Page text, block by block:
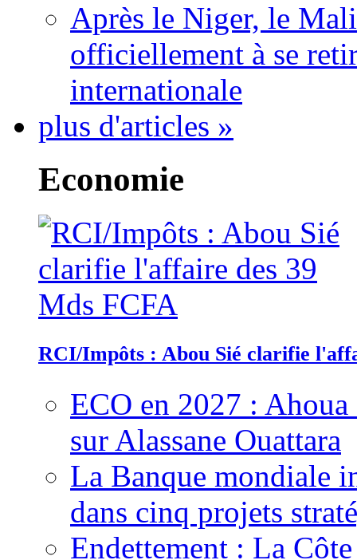
Après le Niger, le
officiellement à se
internationale
plus d'articles »
Economie
RCI/Impôts : Abou Sié clarifie
ECO en 2027 :
sur Alassane Ouattara
La Banque mondiale
dans cinq projets
Endettement : La